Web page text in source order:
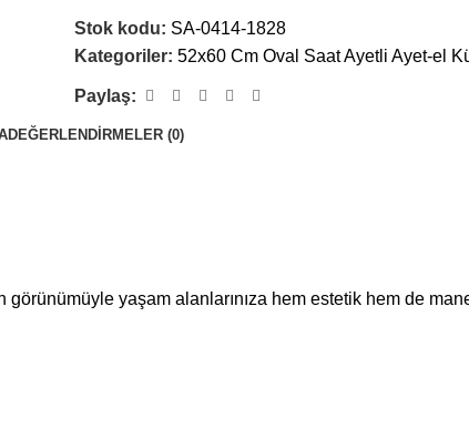
Stok kodu: SA-0414-1828
Kategoriler: 52x60 Cm Oval Saat Ayetli Ayet-el
Paylaş:
DEĞERLENDIRMELER (0)
yaşam alanlarınıza hem estetik hem de